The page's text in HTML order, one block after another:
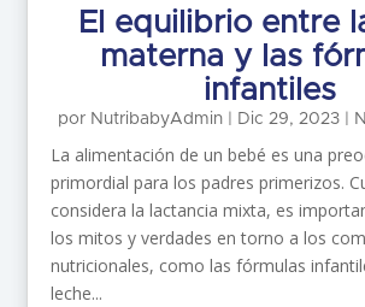
El equilibrio entre
materna y las
infantiles
por NutribabyAdmin| Dic 29, 2023|
La alimentación de un bebé es una
primordial para los padres primerizos.
considera la lactancia mixta, es
los mitos y verdades en torno a los
nutricionales, como las fórmulas
leche...